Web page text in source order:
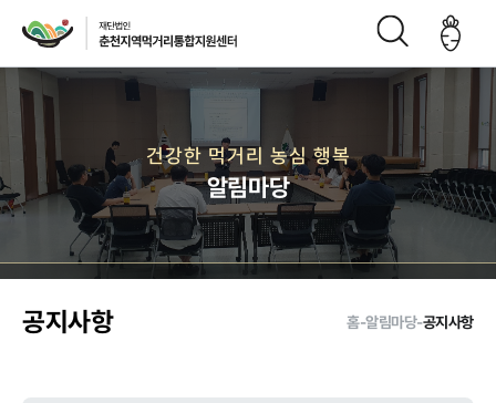
재단소개
인사말 CI
재단연
혁
재단비
전
조직구
성도
오시는
길
건강한 먹거리 농심 행복
알림마당
공지사항 홈-알림마당-공지사항